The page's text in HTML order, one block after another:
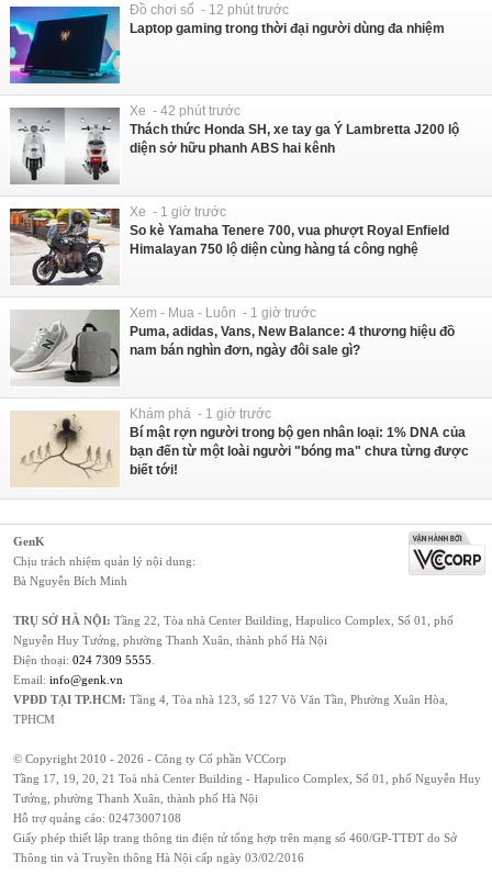
Đồ chơi số - 12 phút trước
Laptop gaming trong thời đại người dùng đa nhiệm
Xe - 42 phút trước
Thách thức Honda SH, xe tay ga Ý Lambretta J200 lộ
diện sở hữu phanh ABS hai kênh
Xe - 1 giờ trước
So kè Yamaha Tenere 700, vua phượt Royal Enfield
Himalayan 750 lộ diện cùng hàng tá công nghệ
Xem - Mua - Luôn - 1 giờ trước
Puma, adidas, Vans, New Balance: 4 thương hiệu đồ
nam bán nghìn đơn, ngày đôi sale gì?
Khám phá - 1 giờ trước
Bí mật rợn người trong bộ gen nhân loại: 1% DNA của
bạn đến từ một loài người "bóng ma" chưa từng được
biết tới!
GenK
Chịu trách nhiệm quản lý nội dung:
Bà Nguyễn Bích Minh
TRỤ SỞ HÀ NỘI: Tầng 22, Tòa nhà Center Building, Hapulico Complex, Số 01, phố
Nguyễn Huy Tưởng, phường Thanh Xuân, thành phố Hà Nội
Điện thoại: 024 7309 5555
Email: info@genk.vn
VPĐD TẠI TP.HCM: Tầng 4, Tòa nhà 123, số 127 Võ Văn Tần, Phường Xuân Hòa,
TPHCM
© Copyright 2010 - 2026 - Công ty Cổ phần VCCorp
Tầng 17, 19, 20, 21 Toà nhà Center Building - Hapulico Complex, Số 01, phố Nguyễn Huy
Tưởng, phường Thanh Xuân, thành phố Hà Nội
Hỗ trợ quảng cáo: 02473007108
Giấy phép thiết lập trang thông tin điện tử tổng hợp trên mạng số 460/GP-TTĐT do Sở
Thông tin và Truyền thông Hà Nội cấp ngày 03/02/2016